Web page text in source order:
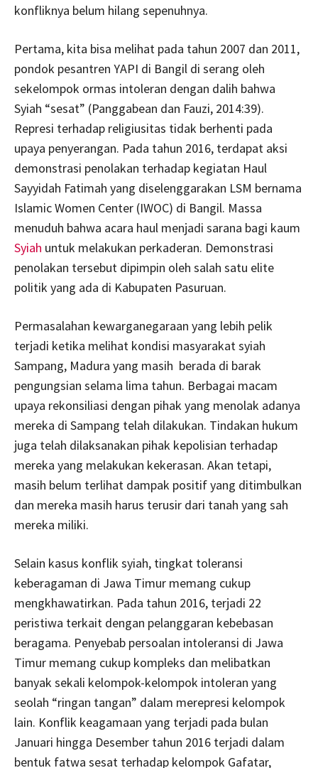
konfliknya belum hilang sepenuhnya.
Pertama, kita bisa melihat pada tahun 2007 dan 2011,
pondok pesantren YAPI di Bangil di serang oleh
sekelompok ormas intoleran dengan dalih bahwa
Syiah “sesat” (Panggabean dan Fauzi, 2014:39).
Represi terhadap religiusitas tidak berhenti pada
upaya penyerangan. Pada tahun 2016, terdapat aksi
demonstrasi penolakan terhadap kegiatan Haul
Sayyidah Fatimah yang diselenggarakan LSM bernama
Islamic Women Center (IWOC) di Bangil. Massa
menuduh bahwa acara haul menjadi sarana bagi kaum
Syiah untuk melakukan perkaderan. Demonstrasi
penolakan tersebut dipimpin oleh salah satu elite
politik yang ada di Kabupaten Pasuruan.
Permasalahan kewarganegaraan yang lebih pelik
terjadi ketika melihat kondisi masyarakat syiah
Sampang, Madura yang masih berada di barak
pengungsian selama lima tahun. Berbagai macam
upaya rekonsiliasi dengan pihak yang menolak adanya
mereka di Sampang telah dilakukan. Tindakan hukum
juga telah dilaksanakan pihak kepolisian terhadap
mereka yang melakukan kekerasan. Akan tetapi,
masih belum terlihat dampak positif yang ditimbulkan
dan mereka masih harus terusir dari tanah yang sah
mereka miliki.
Selain kasus konflik syiah, tingkat toleransi
keberagaman di Jawa Timur memang cukup
mengkhawatirkan. Pada tahun 2016, terjadi 22
peristiwa terkait dengan pelanggaran kebebasan
beragama. Penyebab persoalan intoleransi di Jawa
Timur memang cukup kompleks dan melibatkan
banyak sekali kelompok-kelompok intoleran yang
seolah “ringan tangan” dalam merepresi kelompok
lain. Konflik keagamaan yang terjadi pada bulan
Januari hingga Desember tahun 2016 terjadi dalam
bentuk fatwa sesat terhadap kelompok Gafatar,